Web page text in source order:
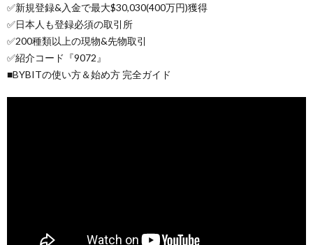
✅新規登録&入金で最大$30,030(400万円)獲得
✅日本人も登録必須の取引所
✅200種類以上の現物&先物取引
✅紹介コード『9072』
■BYBITの使い方＆始め方 完全ガイド